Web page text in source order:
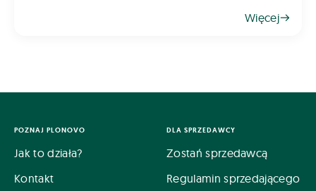
jako świetnego przedplonu. Aby jednak rzepak
Więcej
POZNAJ PLONOVO
Jak to działa?
Kontakt
DLA SPRZEDAWCY
Zostań sprzedawcą
Regulamin sprzedającego